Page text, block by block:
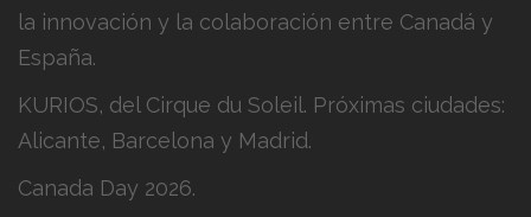
la innovación y la colaboración entre Canadá y
España.
KURIOS, del Cirque du Soleil. Próximas ciudades:
Alicante, Barcelona y Madrid.
Canada Day 2026.